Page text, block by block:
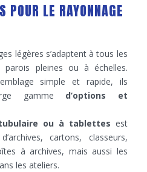
POUR LE RAYONNAGE
légères s’adaptent à tous les
parois pleines ou à échelles.
simple et rapide, ils
gamme d’options et
ou à tablettes est
cartons, classeurs,
à archives, mais aussi les
les ateliers.